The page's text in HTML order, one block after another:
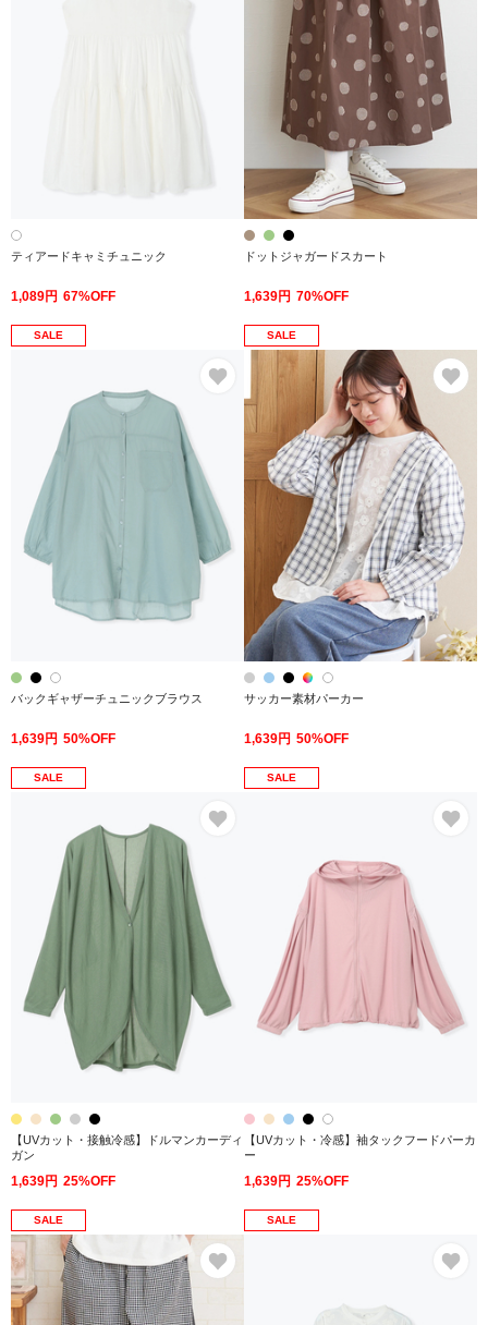
ティアードキャミチュニック
1,089円 67%OFF
ドットジャガードスカート
1,639円 70%OFF
SALE
お気に入り
バックギャザーチュニックブラウス
1,639円 50%OFF
SALE
サッカー素材パーカー
1,639円 50%OFF
SALE
【UVカット・接触冷感】ドルマンカーディ
ガン
1,639円 25%OFF
SALE
【UVカット・冷感】袖タックフードパーカ
ー
1,639円 25%OFF
SALE SALE